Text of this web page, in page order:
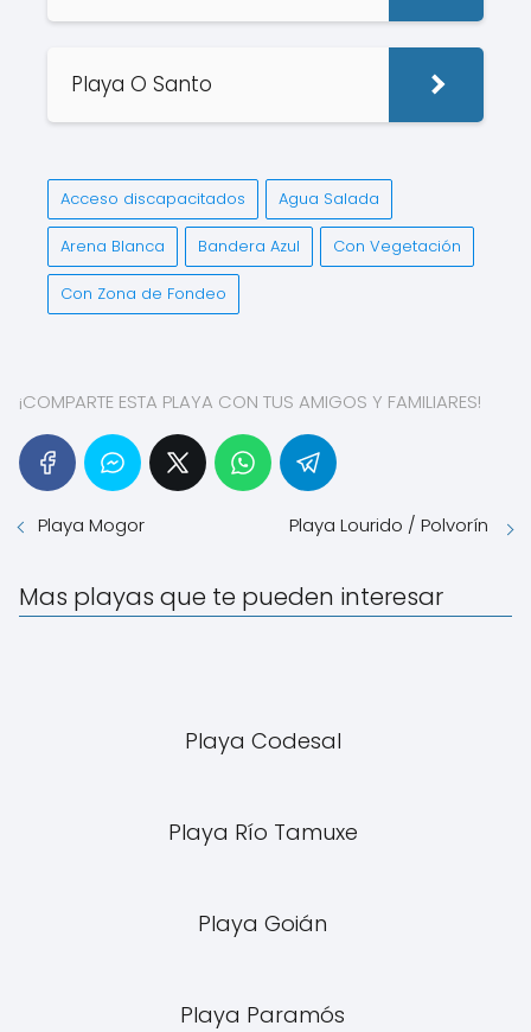
Playa O Santo
Acceso discapacitados Agua Salada
Arena Blanca Bandera Azul Con Vegetación
Con Zona de Fondeo
¡COMPARTE ESTA PLAYA CON TUS AMIGOS Y FAMILIARES!
Playa Mogor Playa Lourido / Polvorín
Mas playas que te pueden interesar
Playa Codesal
Playa Río Tamuxe
Playa Goián
Playa Paramós